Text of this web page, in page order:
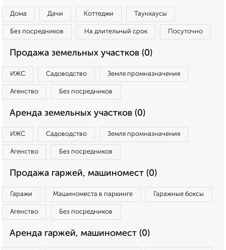
Дома Дачи Коттеджи Таунхаусы
Без посредников На длительный срок Посуточно
Продажа земельных участков (0)
ИЖС Садоводство Земля промназначения
Агенство Без посредников
Аренда земельных участков (0)
ИЖС Садоводство Земля промназначения
Агенство Без посредников
Продажа гаржей, машиномест (0)
Гаражи Машиноместа в паркинге Гаражные боксы
Агенство Без посредников
Аренда гаржей, машиномест (0)